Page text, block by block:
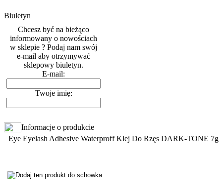
Biuletyn
Chcesz być na bieżąco
informowany o nowościach
w sklepie ? Podaj nam swój
e-mail aby otrzymywać
sklepowy biuletyn.
E-mail:
Twoje imię:
Informacje o produkcie
Eye Eyelash Adhesive Waterproff Klej Do Rzęs DARK-TONE 7g